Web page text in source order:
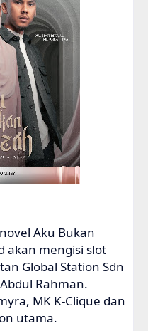
Aku Bukan
akan mengisi slot
Global Station Sdn
Rahman.
MK K-Clique dan
utama.